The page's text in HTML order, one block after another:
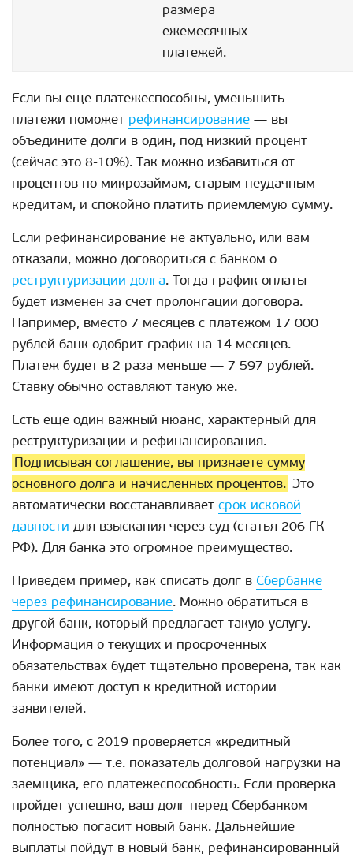
размера
ежемесячных
платежей.
Если вы еще платежеспособны, уменьшить
платежи поможет рефинансирование — вы
объедините долги в один, под низкий процент
(сейчас это 8-10%). Так можно избавиться от
процентов по микрозаймам, старым неудачным
кредитам, и спокойно платить приемлемую сумму.
Если рефинансирование не актуально, или вам
отказали, можно договориться с банком о
реструктуризации долга. Тогда график оплаты
будет изменен за счет пролонгации договора.
Например, вместо 7 месяцев с платежом 17 000
рублей банк одобрит график на 14 месяцев.
Платеж будет в 2 раза меньше — 7 597 рублей.
Ставку обычно оставляют такую же.
Есть еще один важный нюанс, характерный для
реструктуризации и рефинансирования.
Подписывая соглашение, вы признаете сумму
основного долга и начисленных процентов. Это
автоматически восстанавливает срок исковой
давности для взыскания через суд (статья 206 ГК
РФ). Для банка это огромное преимущество.
Приведем пример, как списать долг в Сбербанке
через рефинансирование. Можно обратиться в
другой банк, который предлагает такую услугу.
Информация о текущих и просроченных
обязательствах будет тщательно проверена, так как
банки имеют доступ к кредитной истории
заявителей.
Более того, с 2019 проверяется «кредитный
потенциал» — т.е. показатель долговой нагрузки на
заемщика, его платежеспособность. Если проверка
пройдет успешно, ваш долг перед Сбербанком
полностью погасит новый банк. Дальнейшие
выплаты пойдут в новый банк, рефинансированный